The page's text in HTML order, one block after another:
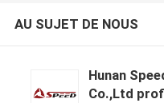
AU SUJET DE NOUS
Hunan
Co.,Ltd